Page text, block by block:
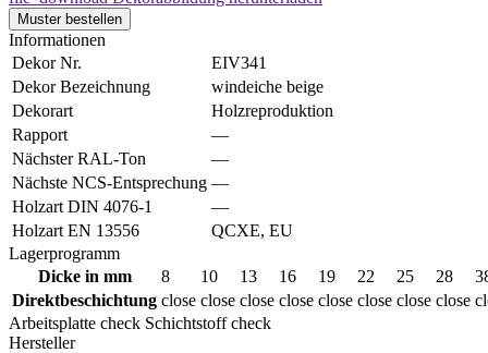
Muster bestellen
Informationen
Dekor Nr.
EIV341
Dekor Bezeichnung
windeiche beige
Dekorart
Holzreproduktion
Rapport
—
Nächster RAL-Ton
—
Nächste NCS-Entsprechung —
Holzart DIN 4076-1
—
Holzart EN 13556
QCXE, EU
Lagerprogramm
Dicke in mm
8 10 13 16 19 22 25 28
Direktbeschichtung close close close close close close close close
Arbeitsplatte check Schichtstoff check
Hersteller